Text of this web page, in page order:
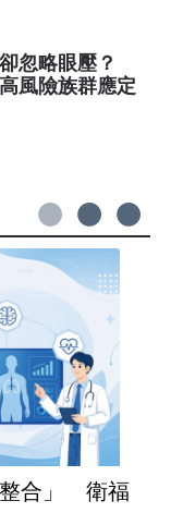
忽略眼壓？
風險族群應定
整合」 衛福